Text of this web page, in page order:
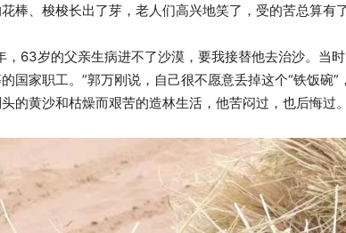
棒、梭梭长出了芽，老人们高兴地笑了，受的苦总算有了
，63岁的父亲生病进不了沙漠，要我接替他去治沙。当
国家职工。”郭万刚说，自己很不愿意丢掉这个“铁饭碗
的黄沙和枯燥而艰苦的造林生活，他苦闷过，也后悔过。